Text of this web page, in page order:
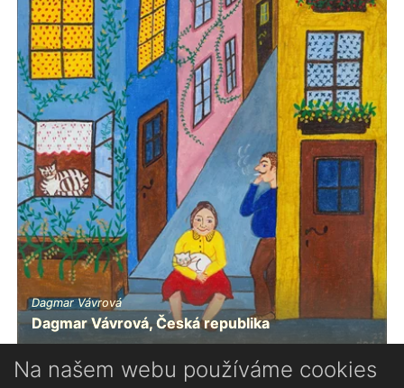
Dagmar Vávrová
Dagmar Vávrová, Česká republika
Na našem webu používáme cookies